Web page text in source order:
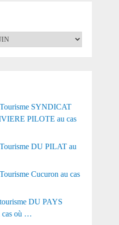
SYNDICAT
PILOTE au cas
DU PILAT au
Cucuron au cas
DU PAYS
où …